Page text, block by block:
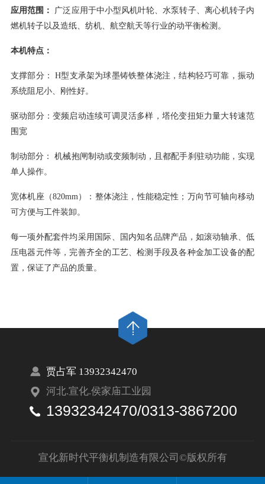
应用范围：
广泛应用于中小型风机叶轮、水泵转子、离心机转子内
燃机转子以及造纸、纺机、航空航天等行业的动平衡检测。
本机特点：
支撑部分： H型支承架为球墨铸铁整体浇注，结构轻巧可靠，振动
系统阻尼小、刚性好。
驱动部分：变频启动连续可调灵活多样，塔伦变扭矩力量大转速范
围宽
制动部分： 机械抱闸制动或变频制动，且都配手刹驻动功能，实现
单人操作。
宽体机座（820mm）：整体浇注，性能稳定性；万向节可轴向移动
可方便与工件装卸。
每一项外配套件均采用国际、国内知名品牌产品，如滚动轴承、低
压电器元件等，完善齐全的工艺、检测手段及各种金加工设备的配
置，保证了产品的质量。
贾占军 13932342470
河北.宣化.侯家庙工业园
13932342470/0313-3867200
宣化新时代平衡机制造有限公司©版权所有